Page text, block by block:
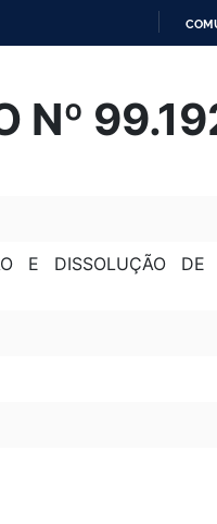
Nº
E DISSOLUÇÃO